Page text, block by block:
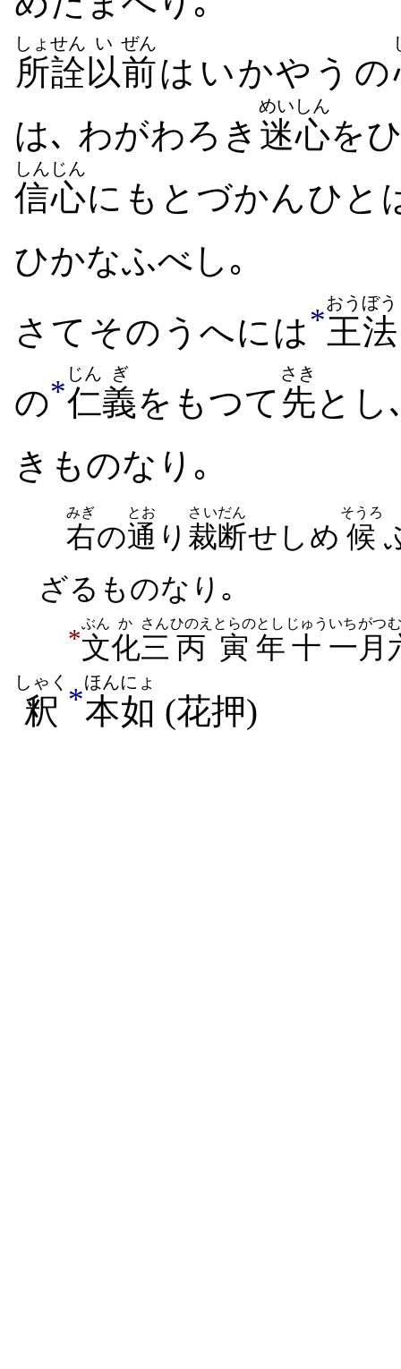
所詮
しょせん
以
い
前
ぜん
は​いかやう​の
は､ わが​わろき 迷心
めいしん
を​
信心
しんじん
に​もとづか​ん​ひと​
ひ​かなふ​べし｡
さて​その​うへには*王法
おうぼう
の*仁
じん
義
ぎ
をもつて先
さき
と​
き​ものなり｡
右
みぎ
の通
とお
り 裁断
さいだん
せ​しめ 候
そうろ
ざる​ものなり｡
*文
ぶん
化
か
三
さん
丙
ひのえ
寅
とらの
年
とし
十
じゅう
一月
いちがつ
釈
しゃく
*本如
ほんにょ
(花押)